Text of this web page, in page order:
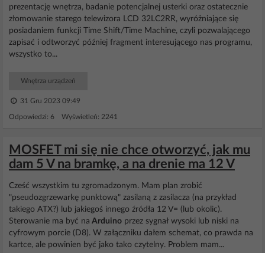
prezentację wnętrza, badanie potencjalnej usterki oraz ostatecznie
złomowanie starego telewizora LCD 32LC2RR, wyróżniające się
posiadaniem funkcji Time Shift/Time Machine, czyli pozwalającego
zapisać i odtworzyć później fragment interesującego nas programu,
wszystko to...
Wnętrza urządzeń
31 Gru 2023 09:49
Odpowiedzi: 6 Wyświetleń: 2241
MOSFET mi się nie chce otworzyć, jak mu
dam 5 V na bramkę, a na drenie ma 12 V
Cześć wszystkim tu zgromadzonym. Mam plan zrobić
"pseudozgrzewarkę punktową" zasilaną z zasilacza (na przykład
takiego ATX?) lub jakiegoś innego źródła 12 V= (lub okolic).
Sterowanie ma być na Arduino przez sygnał wysoki lub niski na
cyfrowym porcie (D8). W załączniku dałem schemat, co prawda na
kartce, ale powinien być jako tako czytelny. Problem mam...